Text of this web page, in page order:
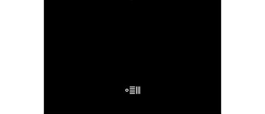
E-BOOK DO KOSZYKA